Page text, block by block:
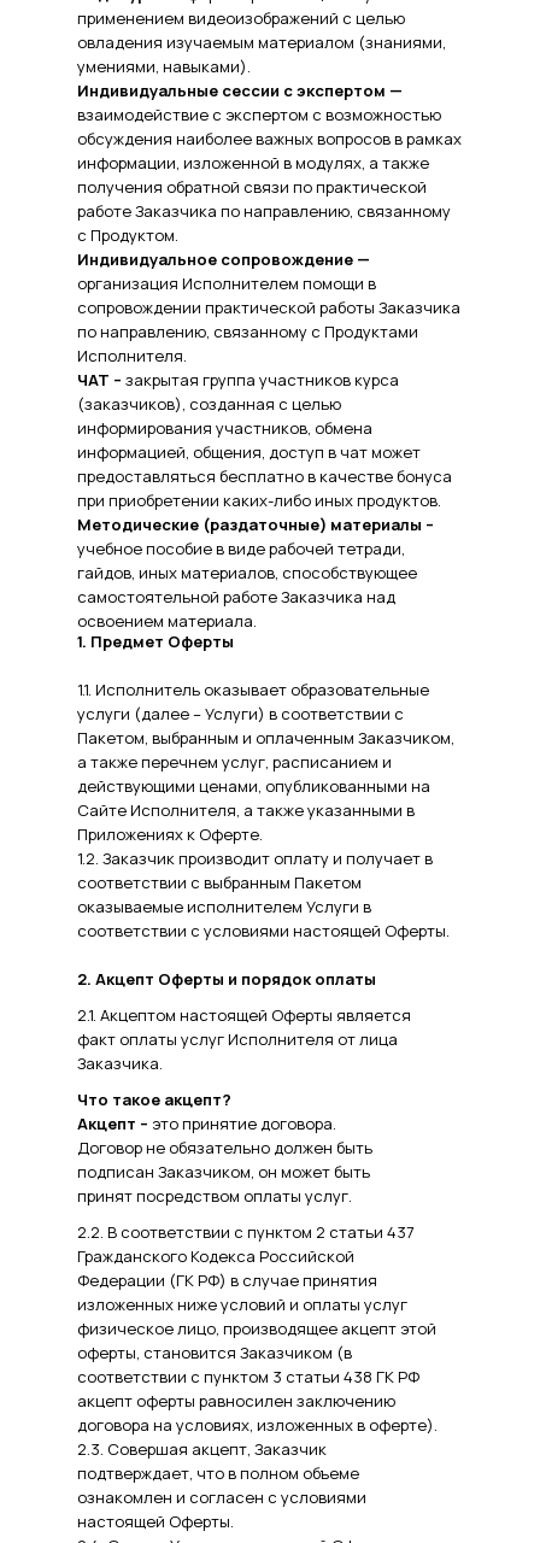
применением видеоизображений с целью
овладения изучаемым материалом (знаниями,
умениями, навыками).
Индивидуальные сессии с экспертом —
взаимодействие с экспертом с возможностью
обсуждения наиболее важных вопросов в рамках
информации, изложенной в модулях, а также
получения обратной связи по практической
работе Заказчика по направлению, связанному
с Продуктом.
Индивидуальное сопровождение —
организация Исполнителем помощи в
сопровождении практической работы Заказчика
по направлению, связанному с Продуктами
Исполнителя.
ЧАТ – закрытая группа участников курса
(заказчиков), созданная с целью
информирования участников, обмена
информацией, общения, доступ в чат может
предоставляться бесплатно в качестве бонуса
при приобретении каких-либо иных продуктов.
Методические (раздаточные) материалы –
учебное пособие в виде рабочей тетради,
гайдов, иных материалов, способствующее
самостоятельной работе Заказчика над
освоением материала.
2.1. Акцептом настоящей Оферты является
факт оплаты услуг Исполнителя от лица
Заказчика.
Что такое акцепт?
Акцепт – это принятие договора.
Договор не обязательно должен быть
подписан Заказчиком, он может быть
принят посредством оплаты услуг.
1. Предмет Оферты
1.1. Исполнитель оказывает образовательные
услуги (далее – Услуги) в соответствии с
Пакетом, выбранным и оплаченным Заказчиком,
а также перечнем услуг, расписанием и
действующими ценами, опубликованными на
Сайте Исполнителя, а также указанными в
Приложениях к Оферте.
1.2. Заказчик производит оплату и получает в
соответствии с выбранным Пакетом
оказываемые исполнителем Услуги в
соответствии с условиями настоящей Оферты.
2. Акцепт Оферты и порядок оплаты
2.2. В соответствии с пунктом 2 статьи 437
Гражданского Кодекса Российской
Федерации (ГК РФ) в случае принятия
изложенных ниже условий и оплаты услуг
физическое лицо, производящее акцепт этой
оферты, становится Заказчиком (в
соответствии с пунктом 3 статьи 438 ГК РФ
акцепт оферты равносилен заключению
договора на условиях, изложенных в оферте).
2.3. Совершая акцепт, Заказчик
подтверждает, что в полном объеме
ознакомлен и согласен с условиями
настоящей Оферты.